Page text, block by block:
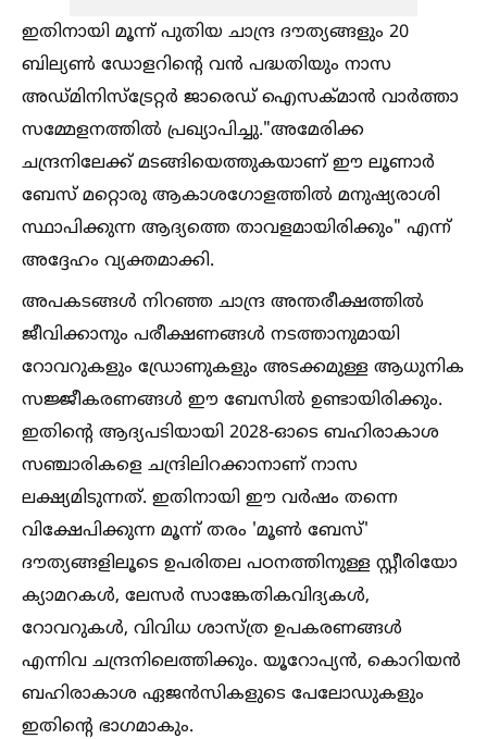
ഇതിനായി മൂന്ന് പുതിയ ചാന്ദ്ര ദൗത്യങ്ങളും 20
ബില്യണ്‍ ഡോളറിന്റെ വൻ പദ്ധതിയും നാസ
അഡ്മിനിസ്ട്രേറ്റർ ജാരെഡ് ഐസക്മാൻ വാർത്താ
സമ്മേളനത്തില്‍ പ്രഖ്യാപിച്ചു."അമേരിക്ക
ചന്ദ്രനിലേക്ക് മടങ്ങിയെത്തുകയാണ് ഈ ലൂണാർ
ബേസ് മറ്റൊരു ആകാശഗോളത്തില്‍ മനുഷ്യരാശി
സ്ഥാപിക്കുന്ന ആദ്യത്തെ താവളമായിരിക്കും" എന്ന്
അദ്ദേഹം വ്യക്തമാക്കി.
അപകടങ്ങള്‍ നിറഞ്ഞ ചാന്ദ്ര അന്തരീക്ഷത്തില്‍
ജീവിക്കാനും പരീക്ഷണങ്ങള്‍ നടത്താനുമായി
റോവറുകളും ഡ്രോണുകളും അടക്കമുള്ള ആധുനിക
സജ്ജീകരണങ്ങള്‍ ഈ ബേസില്‍ ഉണ്ടായിരിക്കും.
ഇതിന്റെ ആദ്യപടിയായി 2028-ഓടെ ബഹിരാകാശ
സഞ്ചാരികളെ ചന്ദ്രിലിറക്കാനാണ് നാസ
ലക്ഷ്യമിടുന്നത്. ഇതിനായി ഈ വർഷം തന്നെ
വിക്ഷേപിക്കുന്ന മൂന്ന് തരം 'മൂണ്‍ ബേസ്'
ദൗത്യങ്ങളിലൂടെ ഉപരിതല പഠനത്തിനുള്ള സ്റ്റീരിയോ
ക്യാമറകള്‍, ലേസർ സാങ്കേതികവിദ്യകള്‍,
റോവറുകള്‍, വിവിധ ശാസ്ത്ര ഉപകരണങ്ങള്‍
എന്നിവ ചന്ദ്രനിലെത്തിക്കും. യൂറോപ്യൻ, കൊറിയൻ
ബഹിരാകാശ ഏജൻസികളുടെ പേലോഡുകളും
ഇതിന്റെ ഭാഗമാകും.